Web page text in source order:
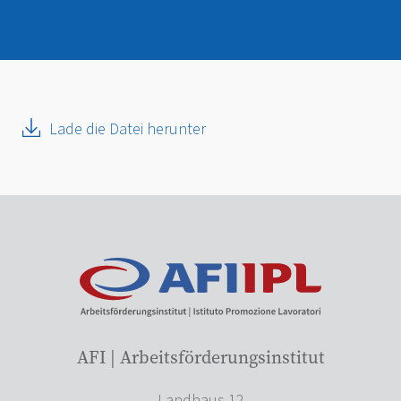
Lade die Datei herunter
AFI | Arbeitsförderungsinstitut